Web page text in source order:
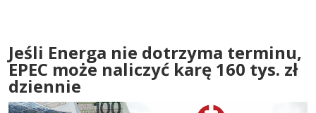
Jeśli Energa nie dotrzyma terminu,
EPEC może naliczyć karę 160 tys. zł
dziennie